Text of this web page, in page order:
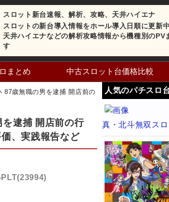
スロット新台速報、解析、攻略、天井ハイエナ
スロットの新台導入情報をホール導入日順に更新
天井ハイエナなどの解析攻略情報から機種別のPV
す
まとめ 中古スロット台価格比較
87歳無職の男を逮捕 開店前の
逮捕 開店前の行
、実践報告など
人気のパチスロ
真・北斗無双ス